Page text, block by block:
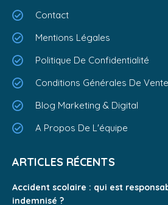
Contact
Mentions Légales
Politique De Confidentialité
Conditions Générales De Vente
Blog Marketing & Digital
A Propos De L'équipe
ARTICLES RÉCENTS
Accident scolaire : qui est
indemnisé ?